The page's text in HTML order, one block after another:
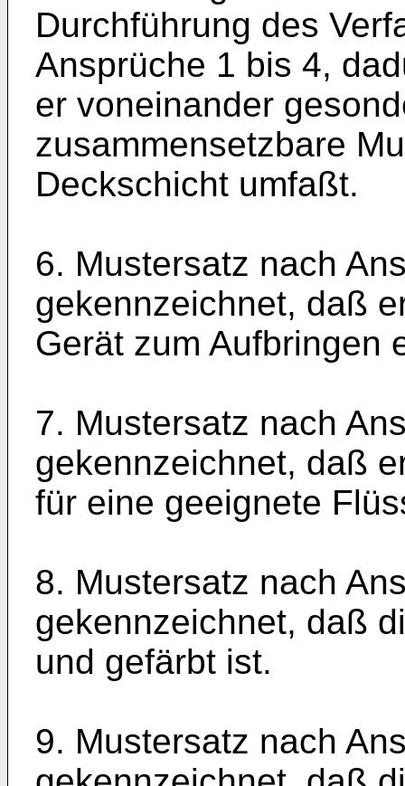
Durchführung des
Ansprüche 1 bis 4,
er voneinander
zusammensetzbare
Deckschicht umfaßt.
6. Mustersatz nach
gekennzeichnet, daß
Gerät zum Aufbringen
7. Mustersatz nach
gekennzeichnet, daß
für eine geeignete
8. Mustersatz nach
gekennzeichnet, daß
und gefärbt ist.
9. Mustersatz nach